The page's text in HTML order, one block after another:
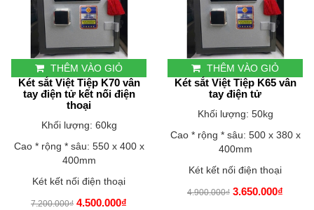
THÊM VÀO GIỎ
Két sắt Việt Tiệp K70 vân
tay điện tử kết nối điện
thoại
Khối lượng: 60kg
Cao * rộng * sâu: 550 x 400 x
400mm
Két kết nối điện thoại
7.200.000₫ 4.500.000₫
THÊM VÀO GIỎ
Két sắt Việt Tiệp K65 vân
tay điện tử
Khối lượng: 50kg
Cao * rộng * sâu: 500 x 380 x
400mm
Két kết nối điện thoại
4.900.000₫ 3.650.000₫